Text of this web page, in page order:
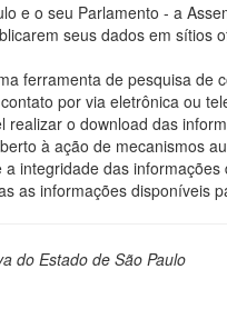
e o seu Parlamento - a
seus dados em sítios
ferramenta de pesquisa de
por via eletrônica ou
realizar o download das
à ação de mecanismos
a integridade das
as informações disponíveis
do Estado de São Paulo